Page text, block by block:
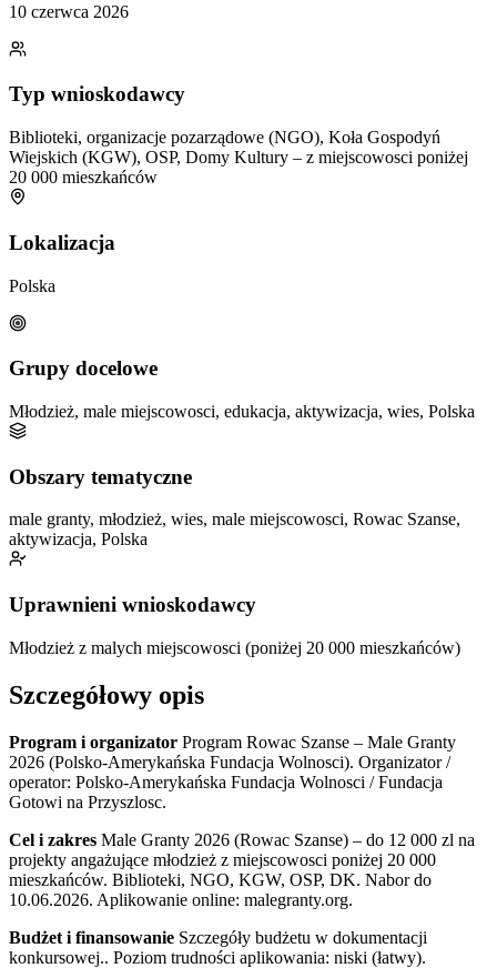
10 czerwca 2026
Typ wnioskodawcy
Biblioteki, organizacje pozarządowe (NGO), Koła Gospodyń
Wiejskich (KGW), OSP, Domy Kultury – z miejscowosci poniżej
20 000 mieszkańców
Lokalizacja
Polska
Grupy docelowe
Młodzież, male miejscowosci, edukacja, aktywizacja, wies, Polska
Obszary tematyczne
male granty, młodzież, wies, male miejscowosci, Rowac Szanse,
aktywizacja, Polska
Uprawnieni wnioskodawcy
Młodzież z malych miejscowosci (poniżej 20 000 mieszkańców)
Szczegółowy opis
Program i organizator Program Rowac Szanse – Male Granty
2026 (Polsko-Amerykańska Fundacja Wolnosci). Organizator /
operator: Polsko-Amerykańska Fundacja Wolnosci / Fundacja
Gotowi na Przyszlosc.
Cel i zakres Male Granty 2026 (Rowac Szanse) – do 12 000 zl na
projekty angażujące młodzież z miejscowosci poniżej 20 000
mieszkańców. Biblioteki, NGO, KGW, OSP, DK. Nabor do
10.06.2026. Aplikowanie online: malegranty.org.
Budżet i finansowanie Szczegóły budżetu w dokumentacji
konkursowej.. Poziom trudności aplikowania: niski (łatwy).